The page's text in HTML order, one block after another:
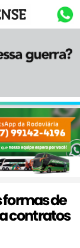
formas de
contratos